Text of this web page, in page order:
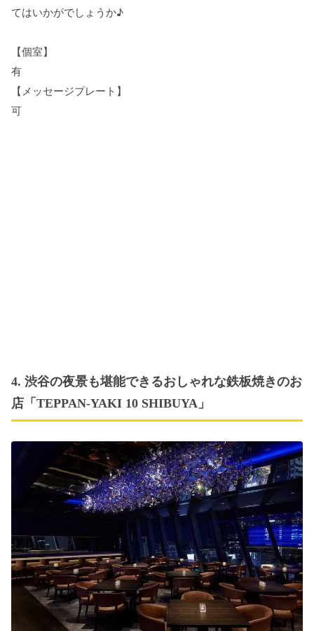
てはいかがでしょうか♪
【個室】
有
【メッセージプレート】
可
4. 渋谷の夜景も堪能できるおしゃれな鉄板焼きのお
店「TEPPAN-YAKI 10 SHIBUYA」